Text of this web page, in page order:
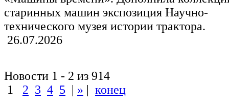
старинных машин экспозиция Научно-
технического музея истории трактора.
26.07.2026
Новости 1 - 2 из 914
1
2 3 4 5 | » | конец